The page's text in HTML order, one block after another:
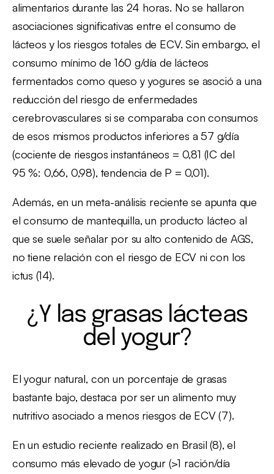
alimentarios durante las 24 horas. No se hallaron
asociaciones significativas entre el consumo de
lácteos y los riesgos totales de ECV. Sin embargo, el
consumo mínimo de 160 g/día de lácteos
fermentados como queso y yogures se asoció a una
reducción del riesgo de enfermedades
cerebrovasculares si se comparaba con consumos
de esos mismos productos inferiores a 57 g/día
(cociente de riesgos instantáneos = 0,81 (IC del
95 %: 0,66, 0,98), tendencia de P = 0,01).
Además, en un meta-análisis reciente se apunta que
el consumo de mantequilla, un producto lácteo al
que se suele señalar por su alto contenido de AGS,
no tiene relación con el riesgo de ECV ni con los
ictus (14).
¿Y las grasas lácteas
del yogur?
El yogur natural, con un porcentaje de grasas
bastante bajo, destaca por ser un alimento muy
nutritivo asociado a menos riesgos de ECV (7).
En un estudio reciente realizado en Brasil (8), el
consumo más elevado de yogur (>1 ración/día